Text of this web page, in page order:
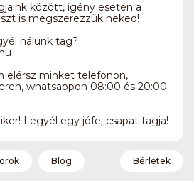
között, igény esetén a
is megszerezzük neked!
nálunk tag?
elérsz minket telefonon,
whatsappon 08:00 és 20:00
Legyél egy jófej csapat tagja!
Bérletek
Blog